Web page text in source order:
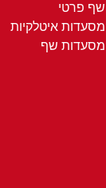
שף פרטי
מסעדות איטלקיות
מסעדות שף